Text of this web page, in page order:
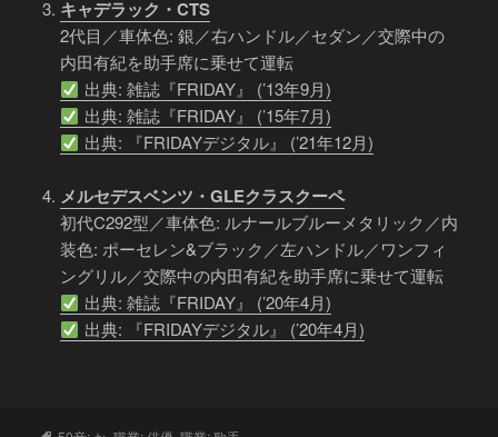
キャデラック・CTS
2代目／車体色: 銀／右ハンドル／セダン／交際中の
内田有紀を助手席に乗せて運転
出典: 雑誌『FRIDAY』 (’13年9月)
出典: 雑誌『FRIDAY』 (’15年7月)
出典: 『FRIDAYデジタル』 (’21年12月)
メルセデスベンツ・GLEクラスクーペ
初代C292型／車体色: ルナールブルーメタリック／内
装色: ポーセレン&ブラック／左ハンドル／ワンフィ
ングリル／交際中の内田有紀を助手席に乗せて運転
出典: 雑誌『FRIDAY』 (’20年4月)
出典: 『FRIDAYデジタル』 (’20年4月)